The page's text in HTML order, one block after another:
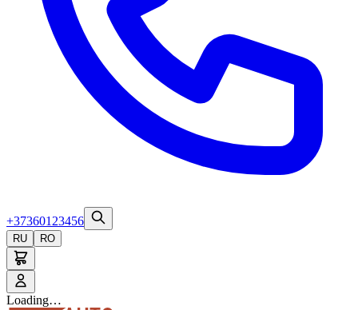
+37360123456
RU RO
Loading…